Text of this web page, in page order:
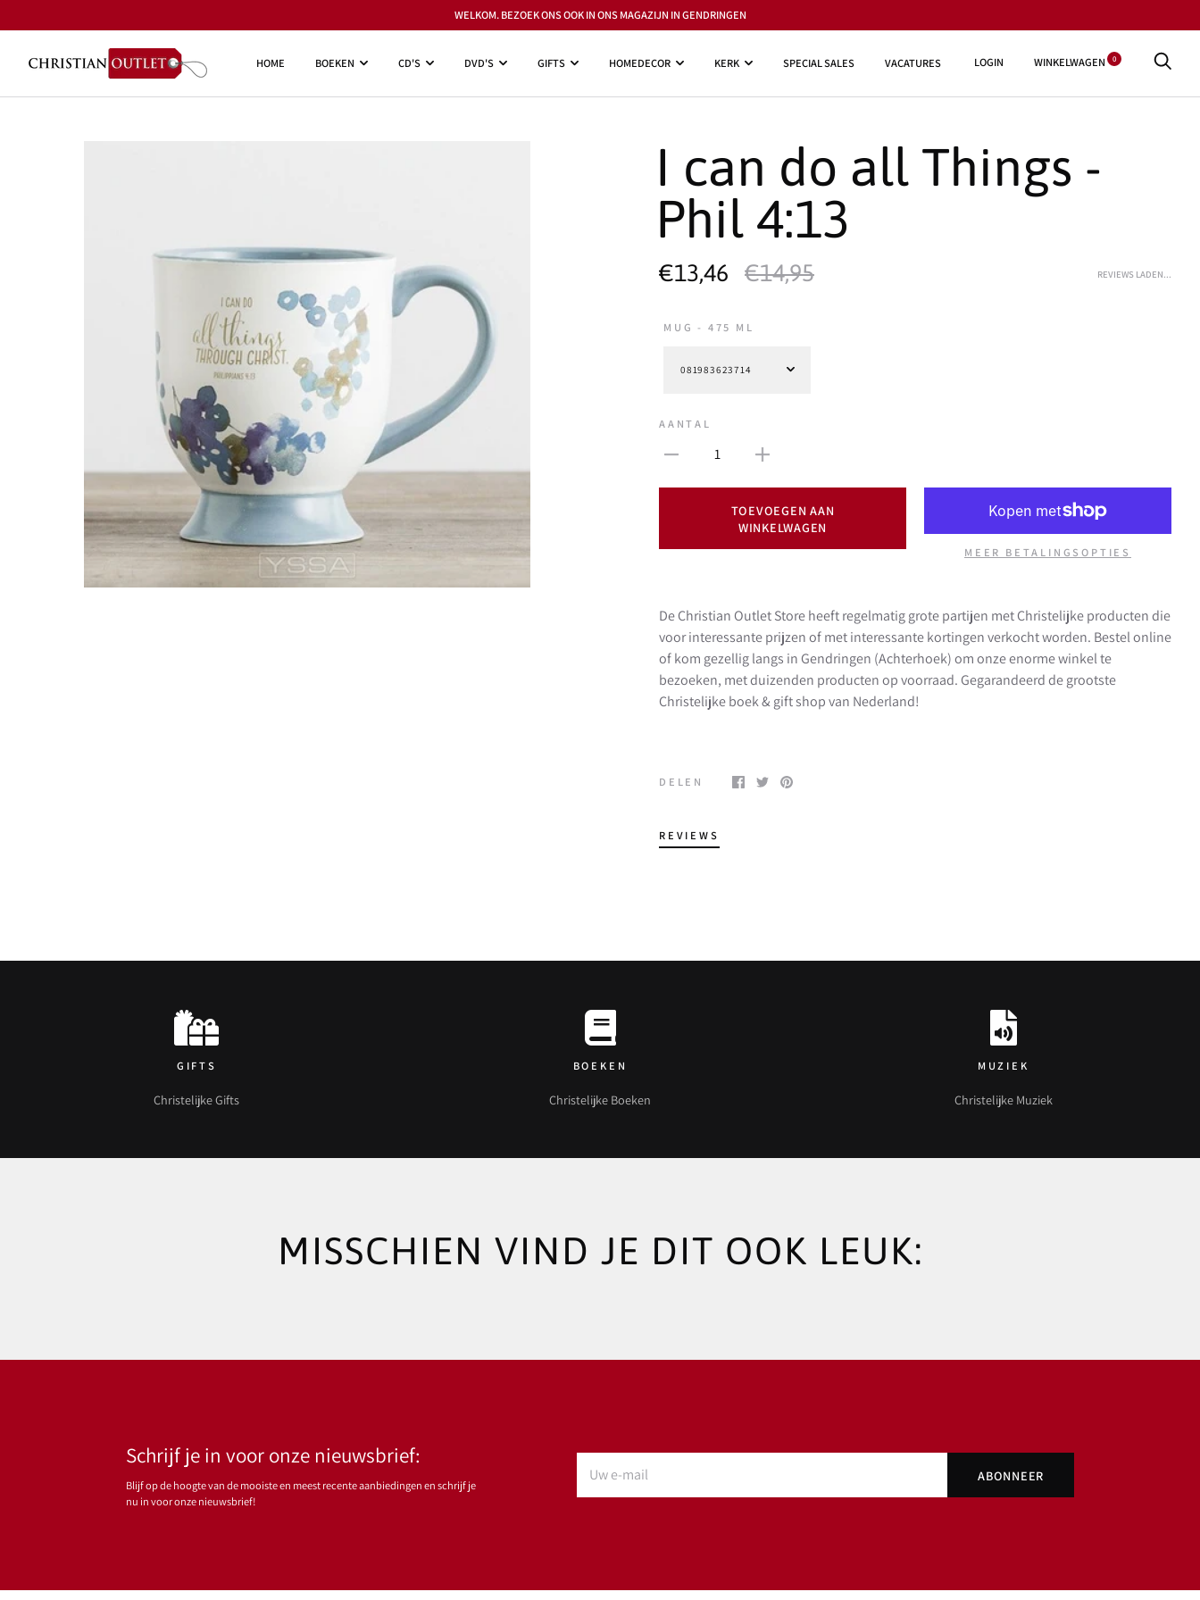
WELKOM. BEZOEK ONS OOK IN ONS MAGAZIJN IN GENDRINGEN
HOME BOEKEN CD'S DVD'S GIFTS HOMEDECOR KERK SPECIAL SALES VACATURES LOGIN WINKELWAGEN 0
I can do all Things -
Phil 4:13
€13,46 €14,95 REVIEWS LADEN...
MUG - 475 ML
AANTAL
1
TOEVOEGEN AAN
WINKELWAGEN
MEER BETALINGSOPTIES
De Christian Outlet Store heeft regelmatig grote partijen met Christelijke producten die
voor interessante prijzen of met interessante kortingen verkocht worden. Bestel online
of kom gezellig langs in Gendringen (Achterhoek) om onze enorme winkel te
bezoeken, met duizenden producten op voorraad. Gegarandeerd de grootste
Christelijke boek & gift shop van Nederland!
DELEN
REVIEWS
GIFTS
Christelijke Gifts
BOEKEN
Christelijke Boeken
MUZIEK
Christelijke Muziek
MISSCHIEN VIND JE DIT OOK LEUK:
Schrijf je in voor onze nieuwsbrief:
Blijf op de hoogte van de mooiste en meest recente aanbiedingen en schrijf je
nu in voor onze nieuwsbrief!